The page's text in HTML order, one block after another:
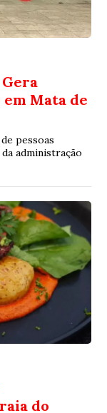
Mata de
pessoas
administração
do